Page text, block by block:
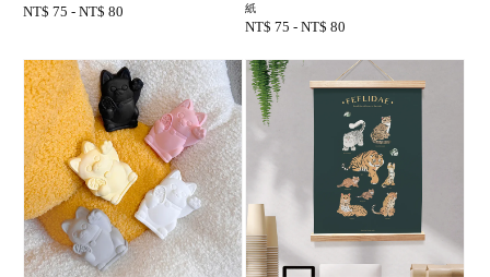
Regular
NT$ 75 - NT$ 80
紙
Regular
NT$ 75 - NT$ 80